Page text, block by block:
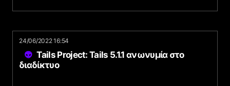
24/06/2022 16:54
Tails Project: Tails 5.1.1 ανωνυμία στο
διαδίκτυο